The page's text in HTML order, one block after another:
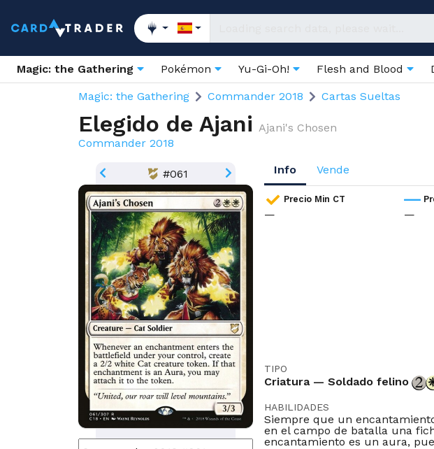
Magic: the Gathering Pokémon Yu-Gi-Oh! Flesh and Blood
Magic: the Gathering Commander 2018 Cartas Sueltas
Elegido de Ajani Ajani's Chosen
Commander 2018
#061 Info Vende
Precio Min CT
— —
TIPO
Criatura — Soldado felino
HABILIDADES
Siempre que un
en el campo de batalla una
encantamiento es un aura,